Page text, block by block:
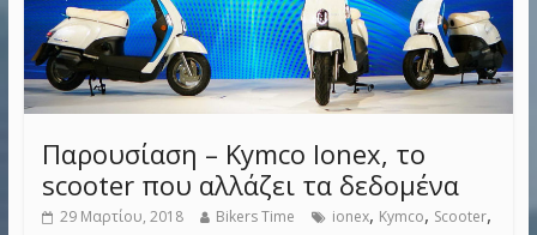
Παρουσίαση – Kymco Ionex, το
scooter που αλλάζει τα δεδομένα
29 Μαρτίου, 2018 Bikers Time ionex, Kymco, Scooter,